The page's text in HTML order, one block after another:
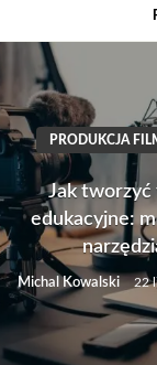
to
content
PRODUKCJA
Jak tworzyć
edukacyjne:
Michal Kowalski 22